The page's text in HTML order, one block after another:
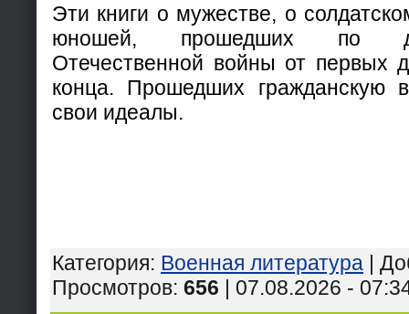
Эти книги о мужестве, о
юношей, прошедших по
Отечественной войны от первых
конца. Прошедших гражданскую
свои идеалы.
Категория: Военная литература |
Просмотров: 656 | 07.08.2026 -